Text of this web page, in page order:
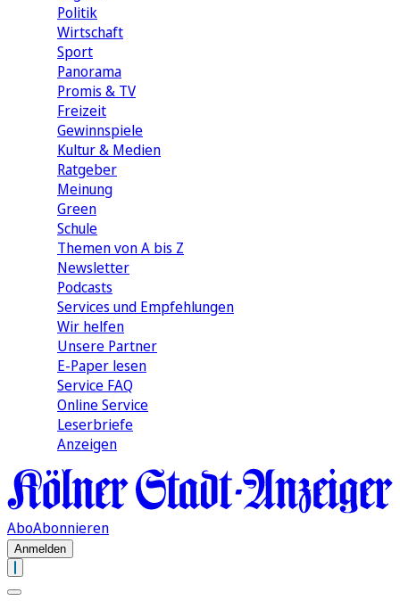
Politik
Wirtschaft
Sport
Panorama
Promis & TV
Freizeit
Gewinnspiele
Kultur & Medien
Ratgeber
Meinung
Green
Schule
Themen von A bis Z
Newsletter
Podcasts
Services und Empfehlungen
Wir helfen
Unsere Partner
E-Paper lesen
Service FAQ
Online Service
Leserbriefe
Anzeigen
AboAbonnieren
Anmelden